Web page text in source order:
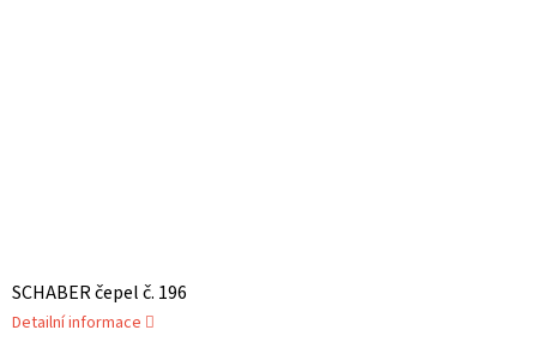
SCHABER čepel č. 196
Detailní informace